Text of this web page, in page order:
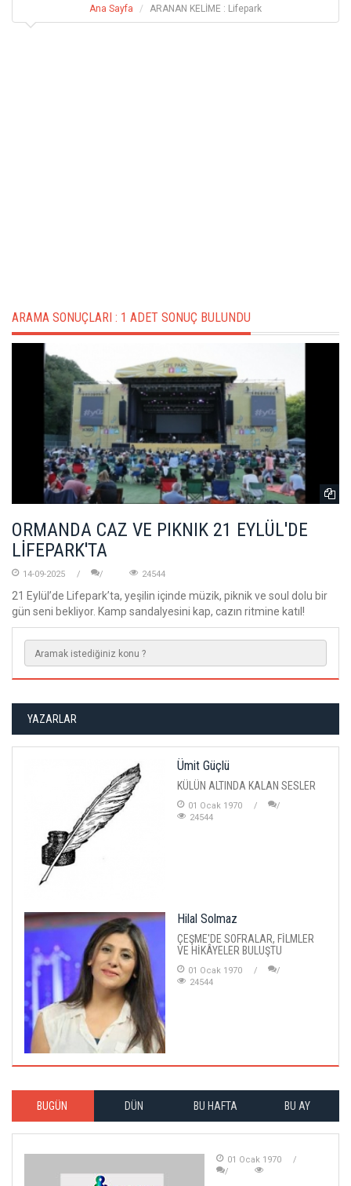
Ana Sayfa ARANAN KELİME : Lifepark
ARAMA SONUÇLARI : 1 ADET SONUÇ BULUNDU
ORMANDA CAZ VE PIKNIK 21 EYLÜL'DE
LİFEPARK'TA
14-09-2025 24544
21 Eylül’de Lifepark’ta, yeşilin içinde müzik, piknik ve soul dolu bir
gün seni bekliyor. Kamp sandalyesini kap, cazın ritmine katıl!
YAZARLAR
Ümit Güçlü
KÜLÜN ALTINDA KALAN SESLER
01 Ocak 1970
24544
Hilal Solmaz
ÇEŞME'DE SOFRALAR, FİLMLER
VE HİKÂYELER BULUŞTU
01 Ocak 1970
24544
BUGÜN DÜN BU HAFTA BU AY
01 Ocak 1970